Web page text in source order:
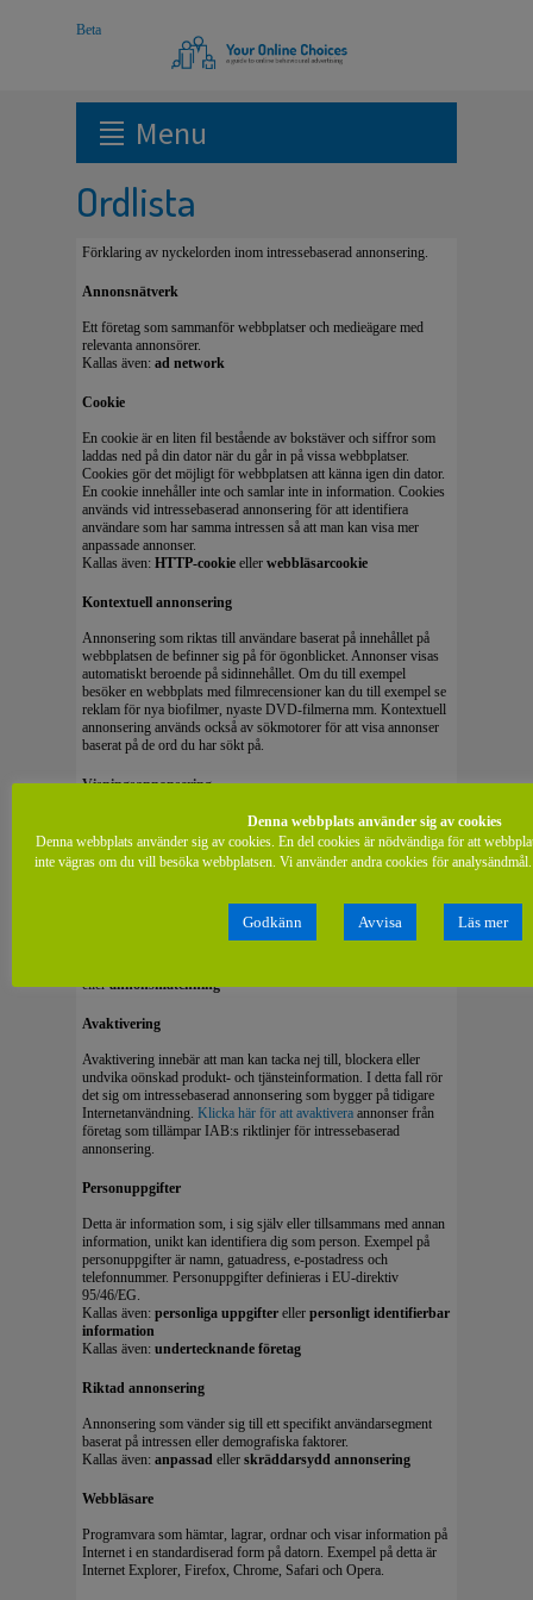
Menu
Ordlista
Förklaring av nyckelorden inom intressebaserad annonsering.
Annonsnätverk
Ett företag som sammanför webbplatser och medieägare med
relevanta annonsörer.
Kallas även: ad network
Cookie
En cookie är en liten fil bestående av bokstäver och siffror som
laddas ned på din dator när du går in på vissa webbplatser.
Cookies gör det möjligt för webbplatsen att känna igen din dator.
En cookie innehåller inte och samlar inte in information. Cookies
används vid intressebaserad annonsering för att identifiera
användare som har samma intressen så att man kan visa mer
anpassade annonser.
Kallas även: HTTP-cookie eller webbläsarcookie
Kontextuell annonsering
Annonsering som riktas till användare baserat på innehållet på
webbplatsen de befinner sig på för ögonblicket. Annonser visas
automatiskt beroende på sidinnehållet. Om du till exempel
besöker en webbplats med filmrecensioner kan du till exempel se
reklam för nya biofilmer, nyaste DVD-filmerna mm. Kontextuell
annonsering används också av sökmotorer för att visa annonser
baserat på de ord du har sökt på.
Visningsannonsering
Grafiska annonser som visas när användare besöker en
webbplats. Det kan vara en banner eller ett videoklipp.
Kallas även:webbannersellerbannerannonsering
En teknik som använder historik för att visa annonser anpassade
ellerannonsmatchning
Avaktivering
Avaktivering innebär att man kan tacka nej till, blockera eller
undvika oönskad produkt- och tjänsteinformation. I detta fall rör
det sig om intressebaserad annonsering som bygger på tidigare
Internetanvändning. Klicka här för att avaktivera annonser från
företag som tillämpar IAB:s riktlinjer för intressebaserad
annonsering.
Personuppgifter
Detta är information som, i sig själv eller tillsammans med annan
information, unikt kan identifiera dig som person. Exempel på
personuppgifter är namn, gatuadress, e‑postadress och
telefonnummer. Personuppgifter definieras i EU-direktiv
95/46/EG.
Kallas även: personliga uppgifter eller personligt identifierbar
information
Kallas även: undertecknande företag
Riktad annonsering
Annonsering som vänder sig till ett specifikt användarsegment
baserat på intressen eller demografiska faktorer.
Kallas även: anpassad eller skräddarsydd annonsering
Webbläsare
Programvara som hämtar, lagrar, ordnar och visar information på
Internet i en standardiserad form på datorn. Exempel på detta är
Internet Explorer, Firefox, Chrome, Safari och Opera.
Denna webbplats använder sig av cookies
Denna webbplats använder sig av cookies. En del cookies är nödvändiga för att
inte vägras om du vill besöka webbplatsen. Vi använder andra cookies för
Godkänn Avvisa Läs mer